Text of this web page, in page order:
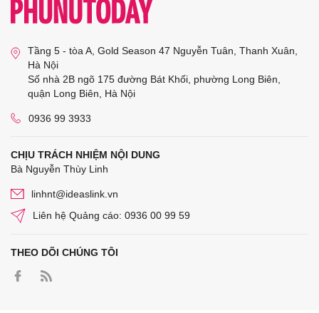
Tầng 5 - tòa A, Gold Season 47 Nguyễn Tuân, Thanh Xuân,
Hà Nội
Số nhà 2B ngõ 175 đường Bát Khối, phường Long Biên,
quận Long Biên, Hà Nội
0936 99 3933
CHỊU TRÁCH NHIỆM NỘI DUNG
Bà Nguyễn Thùy Linh
linhnt@ideaslink.vn
Liên hệ Quảng cáo: 0936 00 99 59
THEO DÕI CHÚNG TÔI